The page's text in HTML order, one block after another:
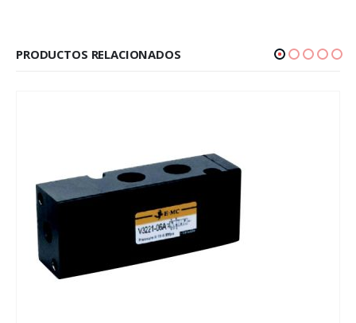
PRODUCTOS RELACIONADOS